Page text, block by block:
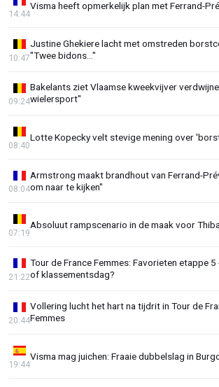
Visma heeft opmerkelijk plan met Ferrand-
14:44
Justine Ghekiere lacht met omstreden
"Twee bidons..."
10:47
Bakelants ziet Vlaamse kweekvijver
wielersport"
09:24
Lotte Kopecky velt stevige mening over
08:40
Armstrong maakt brandhout van Ferrand-
om naar te kijken"
08:04
Absoluut rampscenario in de maak voor
07:19
Tour de France Femmes: Favorieten etappe 5
of klassementsdag?
21:22
Vollering lucht het hart na tijdrit in Tour de
Femmes
20:44
Visma mag juichen: Fraaie dubbelslag in
19:44